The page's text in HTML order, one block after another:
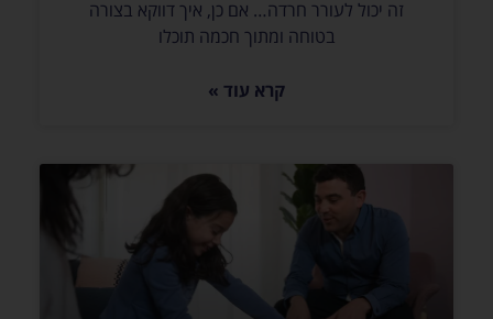
זה יכול לעורר חרדה… אם כן, איך דווקא בצורה
בטוחה ומתוך חכמה תוכלו
קרא עוד »